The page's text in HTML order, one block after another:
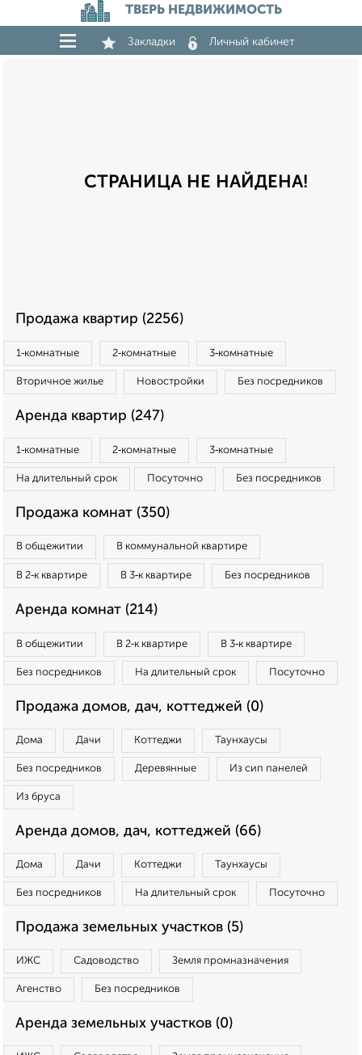
ТВЕРЬ НЕДВИЖИМОСТЬ
Закладки Личный кабинет
СТРАНИЦА НЕ НАЙДЕНА!
Продажа квартир (2256)
1‑комнатные 2‑комнатные 3‑комнатные
Вторичное жилье Новостройки Без посредников
Аренда квартир (247)
1‑комнатные 2‑комнатные 3‑комнатные
На длительный срок Посуточно Без посредников
Продажа комнат (350)
В общежитии В коммунальной квартире
В 2‑к квартире В 3‑к квартире Без посредников
Аренда комнат (214)
В общежитии В 2‑к квартире В 3‑к квартире
Без посредников На длительный срок Посуточно
Продажа домов, дач, коттеджей (0)
Дома Дачи Коттеджи Таунхаусы
Без посредников Деревянные Из сип панелей
Из бруса
Аренда домов, дач, коттеджей (66)
Дома Дачи Коттеджи Таунхаусы
Без посредников На длительный срок Посуточно
Продажа земельных участков (5)
ИЖС Садоводство Земля промназначения
Агенство Без посредников
Аренда земельных участков (0)